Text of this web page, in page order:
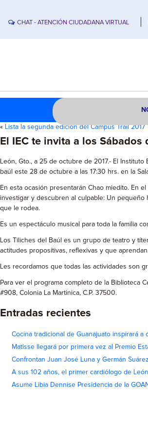
CHAT - ATENCIÓN CIUDADANA VIRTUAL
« Lista la segunda edición del Campus Trail 2017
El IEC te invita a los
León, Gto., a 25 de octubre de 2017.- El
baúl este 28 de octubre a las 17:30 hrs. en la
En esta ocasión presentarán Chao miedito. En
investigar y descubren al culpable: Un
que le rodea.
Es un espectáculo musical para toda la familia
Los Tiliches del Baúl es un grupo de teatro y
actitudes propositivas, reflexivas y que
Les recordamos que todas las actividades son
Para ver el programa completo de la Biblioteca
#908, Colonia La Martinica, C.P. 37500.
Entradas recientes
Cocina tradicional de Guanajuato inspirará
Matisse llegará por primera vez al Premio
Confrontan Juan José Luna y Germán
A sus 102 años, el primer cardiólogo de
Asume Libia Dennise Presidencia de la